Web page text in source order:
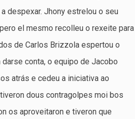
despexar. Jhony estrelou o seu
el mesmo recolleu o rexeite para
de Carlos Brizzola espertou o
conta, o equipo de Jacobo
atrás e cedeu a iniciativa ao
dous contragolpes moi bos
os aproveitaron e tiveron que